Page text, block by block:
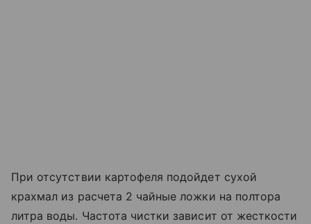
При отсутствии картофеля подойдет сухой
крахмал из расчета 2 чайные ложки на полтора
литра воды. Частота чистки зависит от жесткости